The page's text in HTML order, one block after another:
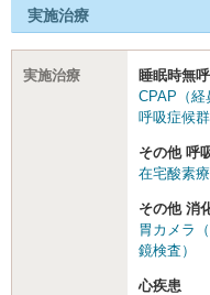
実施治療
実施治療
睡眠時無
CPAP（経
呼吸症候
その他 呼
在宅酸素
その他 消
胃カメラ
鏡検査）
心疾患